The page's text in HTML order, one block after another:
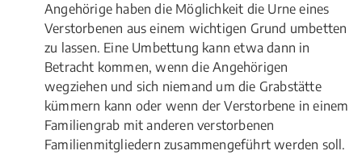
Angehörige haben die Möglichkeit die Urne eines
Verstorbenen aus einem wichtigen Grund umbetten
zu lassen. Eine Umbettung kann etwa dann in
Betracht kommen, wenn die Angehörigen
wegziehen und sich niemand um die Grabstätte
kümmern kann oder wenn der Verstorbene in einem
Familiengrab mit anderen verstorbenen
Familienmitgliedern zusammengeführt werden soll.